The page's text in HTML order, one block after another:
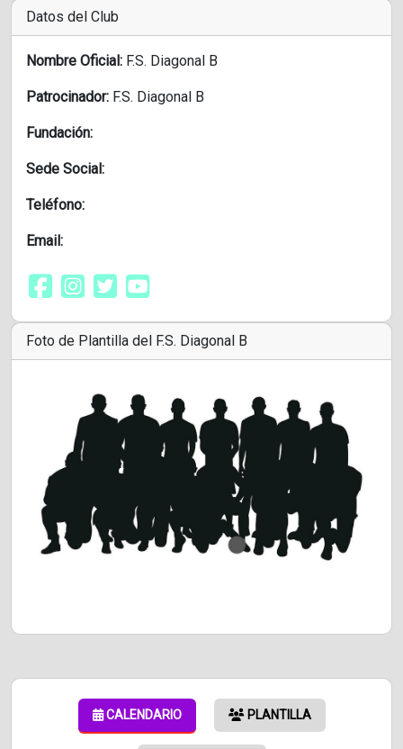
Datos del Club
Nombre Oficial: F.S. Diagonal B
Patrocinador: F.S. Diagonal B
Fundación:
Sede Social:
Teléfono:
Email:
Foto de Plantilla del F.S. Diagonal B
CALENDARIO PLANTILLA